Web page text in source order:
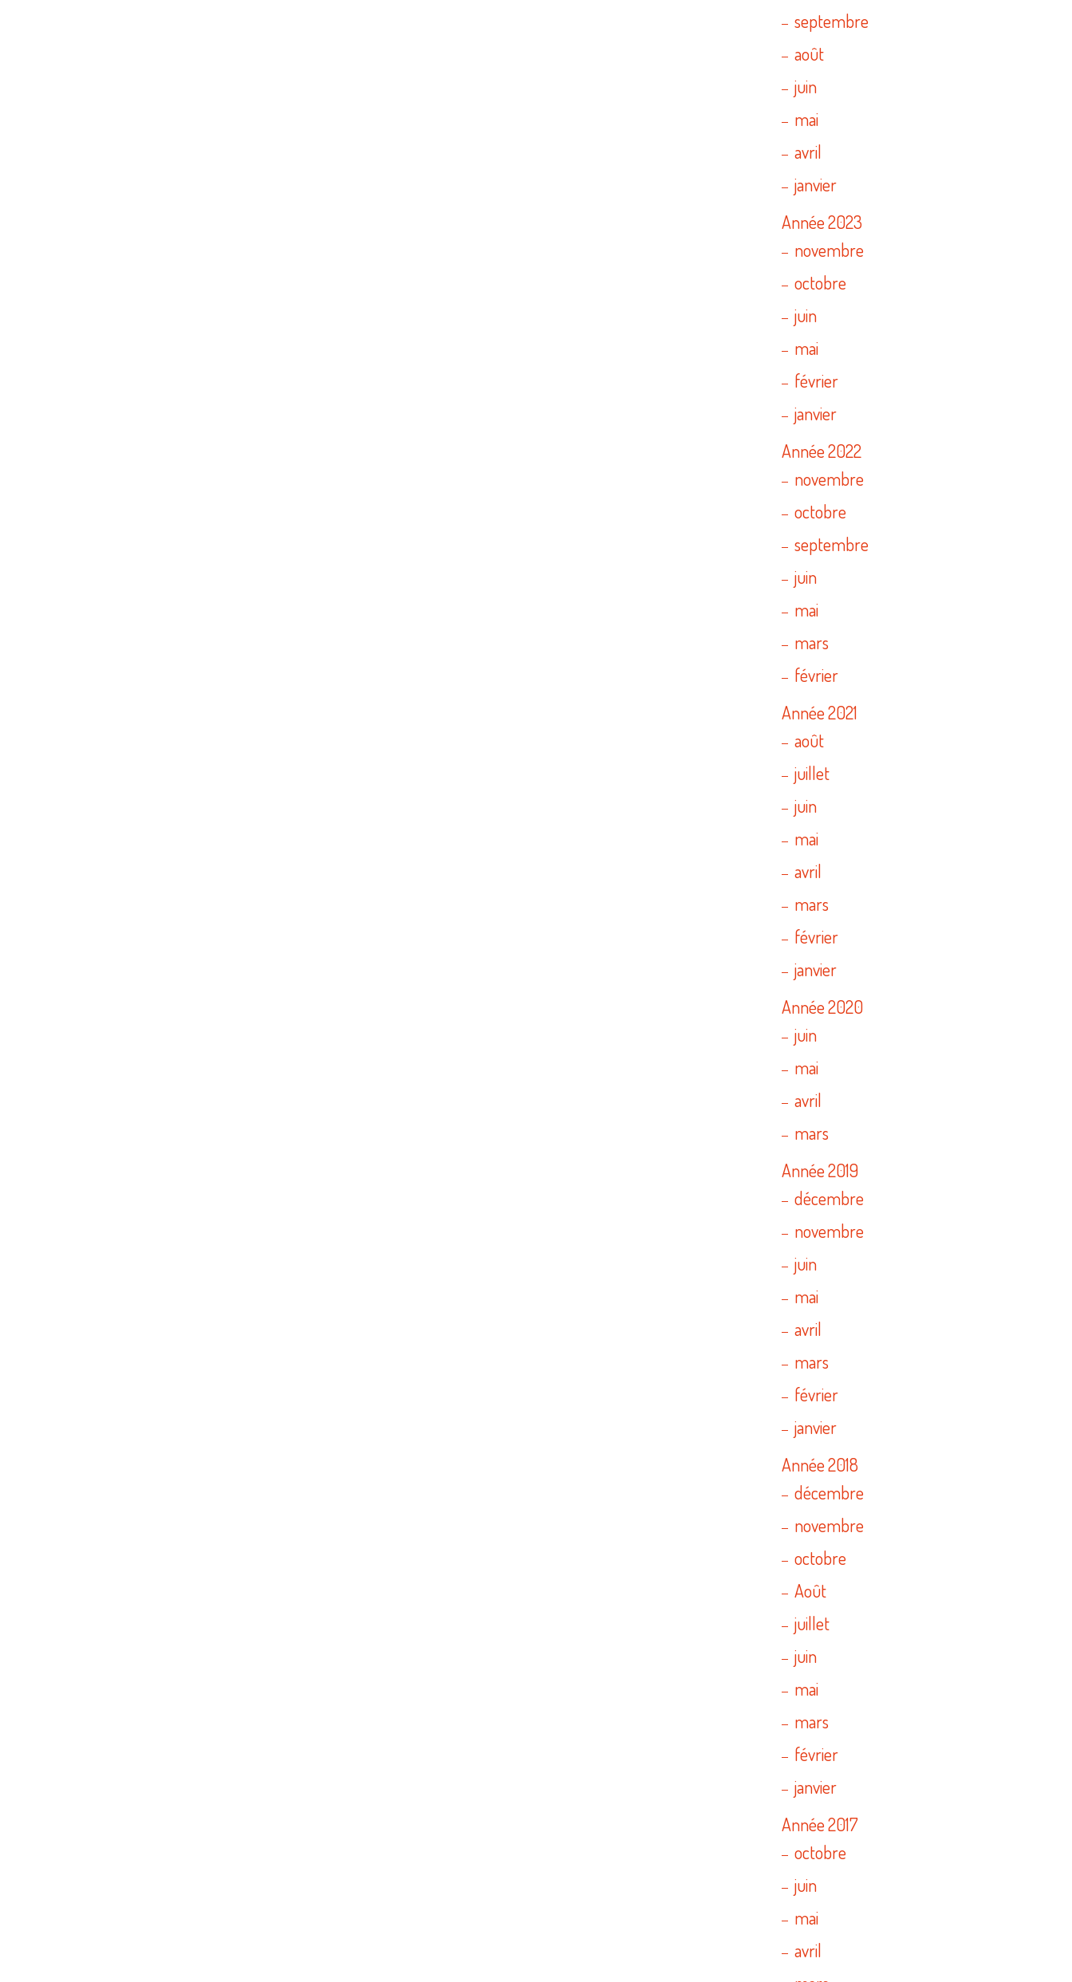
septembre
août
juin
mai
avril
janvier
Année 2023
novembre
octobre
juin
mai
février
janvier
Année 2022
novembre
octobre
septembre
juin
mai
mars
février
Année 2021
août
juillet
juin
mai
avril
mars
février
janvier
Année 2020
juin
mai
avril
mars
Année 2019
décembre
novembre
juin
mai
avril
mars
février
janvier
Année 2018
décembre
novembre
octobre
Août
juillet
juin
mai
mars
février
janvier
Année 2017
octobre
juin
mai
avril